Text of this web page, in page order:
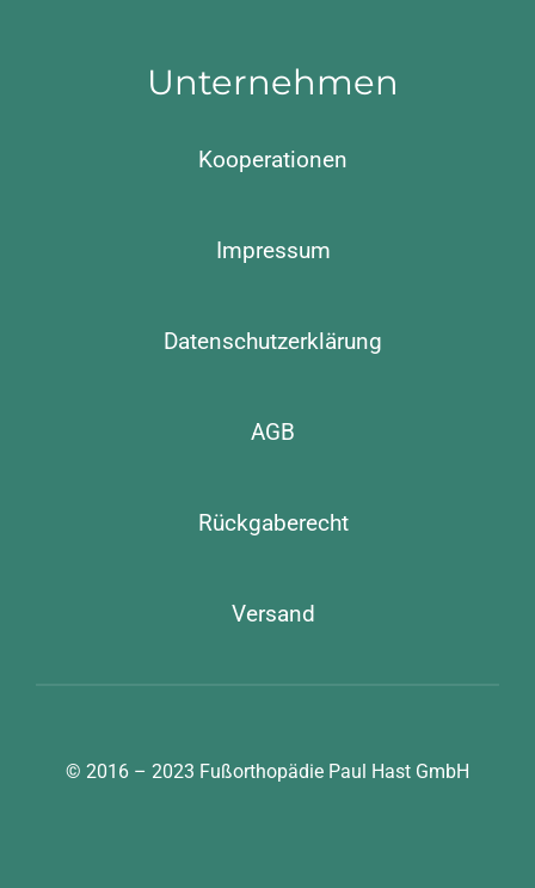
Unternehmen
Kooperationen
Impressum
Datenschutzerklärung
AGB
Rückgaberecht
Versand
© 2016 – 2023 Fußorthopädie Paul Hast GmbH